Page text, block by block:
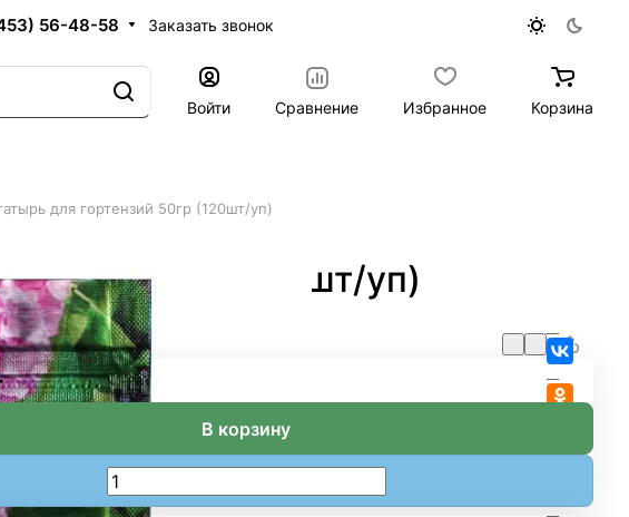
56-48-58 Заказать звонок
Войти Сравнение Избранное Корзина
для гортензий 50гр (120шт/уп)
50гр (120шт/уп)
В корзину